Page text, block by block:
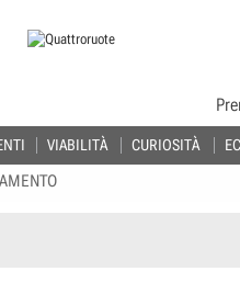
VIABILITÀ CURIOSITÀ